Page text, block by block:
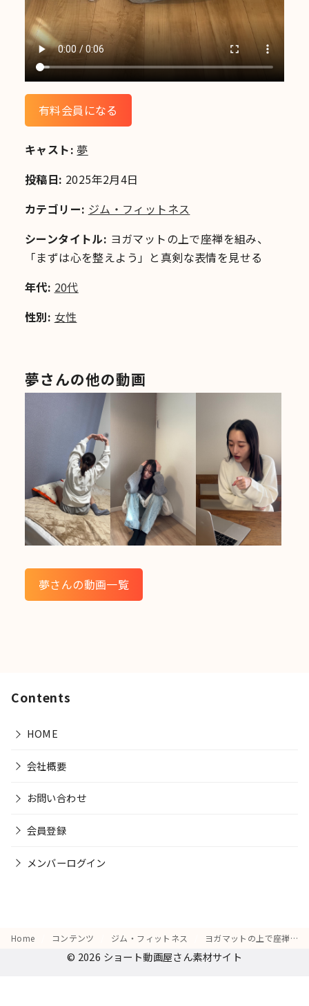
有料会員になる
キャスト: 夢
投稿日: 2025年2月4日
カテゴリー: ジム・フィットネス
シーンタイトル: ヨガマットの上で座禅を組み、
「まずは心を整えよう」と真剣な表情を見せる
年代: 20代
性別: 女性
夢さんの他の動画
夢さんの動画一覧
Contents
HOME
会社概要
お問い合わせ
会員登録
メンバーログイン
Home コンテンツ ジム・フィットネス ヨガマットの上で座禅を組み、「まずは心を整えよう」と真剣な表情を見せる
© 2026 ショート動画屋さん素材サイト